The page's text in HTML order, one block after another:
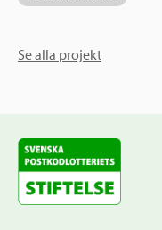
Se alla projekt